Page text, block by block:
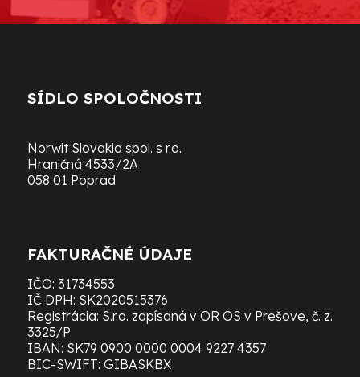
SÍDLO SPOLOČNOSTI
Norwit Slovakia spol. s r.o.
Hraničná 4533/2A
058 01 Poprad
FAKTURAČNÉ ÚDAJE
IČO: 31734553
IČ DPH: SK2020515376
Registrácia: S.r.o. zapísaná v OR OS v Prešove, č. z.
3325/P
IBAN: SK79 0900 0000 0004 9227 4357
BIC-SWIFT: GIBASKBX